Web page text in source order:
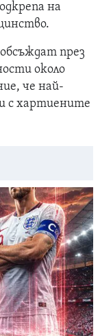
на
през
около
че най-
с хартиените